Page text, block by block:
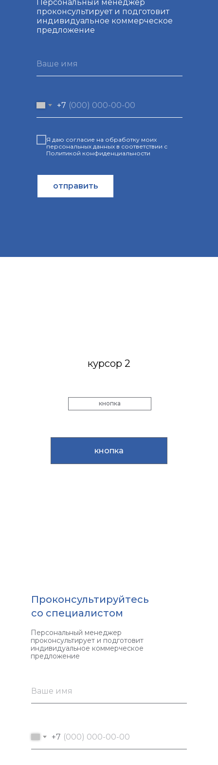
Персональный менеджер
проконсультирует и подготовит
индивидуальное коммерческое
предложение
Ваше имя
+7
Я даю согласие на обработку моих
персональных данных в соответствии с
Политикой конфиденциальности
отправить
курсор 2
кнопка
кнопка
Ваше имя
+7
Персональный менеджер
проконсультирует и подготовит
индивидуальное коммерческое
предложение
Проконсультируйтесь
со специалистом